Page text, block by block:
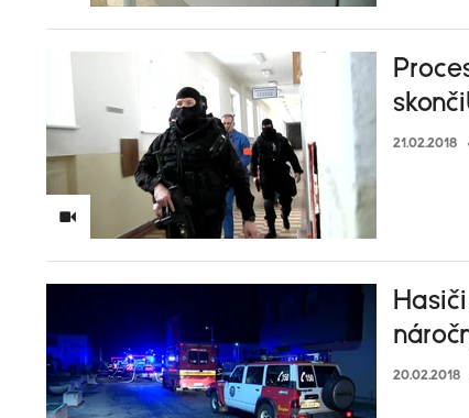
21.02.2018
20.02.2018